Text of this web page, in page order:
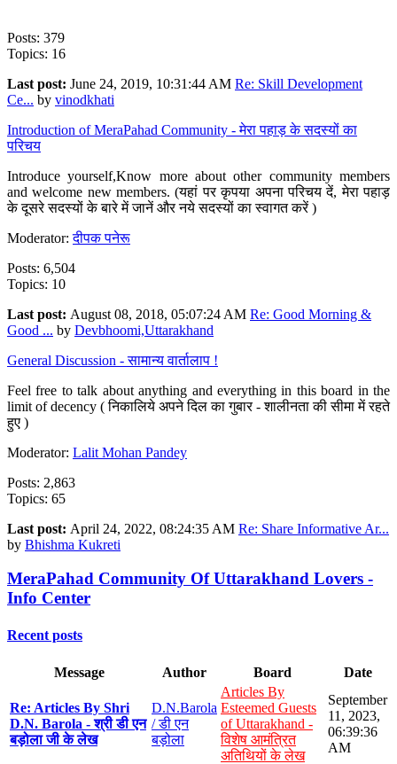
Posts: 379
Topics: 16
Last post: June 24, 2019, 10:31:44 AM Re: Skill Development
Ce... by vinodkhati
Introduction of MeraPahad Community - मेरा पहाड़ के सदस्यों का
परिचय
Introduce yourself,Know more about other community members
and welcome new members. (यहां पर कृपया अपना परिचय दें, मेरा पहाड़
के दूसरे सदस्यों के बारे में जानें और नये सदस्यों का स्वागत करें )
Moderator:दीपक पनेरू
Posts: 6,504
Topics: 10
Last post: August 08, 2018, 05:07:24 AM Re: Good Morning &
Good ... by Devbhoomi,Uttarakhand
General Discussion - सामान्य वार्तालाप !
Feel free to talk about anything and everything in this board in the
limit of decency ( निकालिये अपने दिल का गुबार - शालीनता की सीमा में रहते
हुए )
Moderator: Lalit Mohan Pandey
Posts: 2,863
Topics: 65
Last post: April 24, 2022, 08:24:35 AM Re: Share Informative Ar...
by Bhishma Kukreti
MeraPahad Community Of Uttarakhand Lovers -
Info Center
Recent posts
Message Author Board Date
Re: Articles By Shri
D.N. Barola - श्री डी एन
बड़ोला जी के लेख
D.N.Barola
/ डी एन
बड़ोला
Articles By
Esteemed Guests
of Uttarakhand -
विशेष आमंत्रित
अतिथियों के लेख
September
11, 2023,
06:39:36
AM